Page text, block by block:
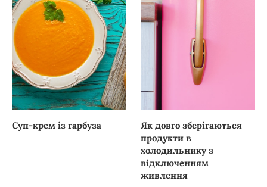
Суп-крем із гарбуза
Як довго зберігаються
продукти в
холодильнику з
відключенням
живлення